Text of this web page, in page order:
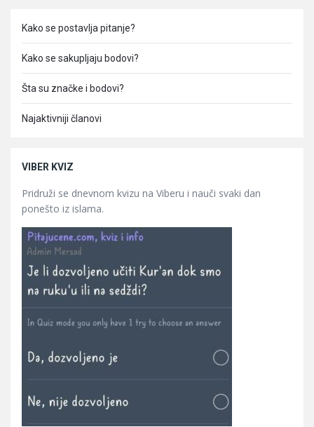
Kako se postavlja pitanje?
Kako se sakupljaju bodovi?
Šta su značke i bodovi?
Najaktivniji članovi
VIBER KVIZ
Pridruži se dnevnom kvizu na Viberu i nauči svaki dan
ponešto iz islama.